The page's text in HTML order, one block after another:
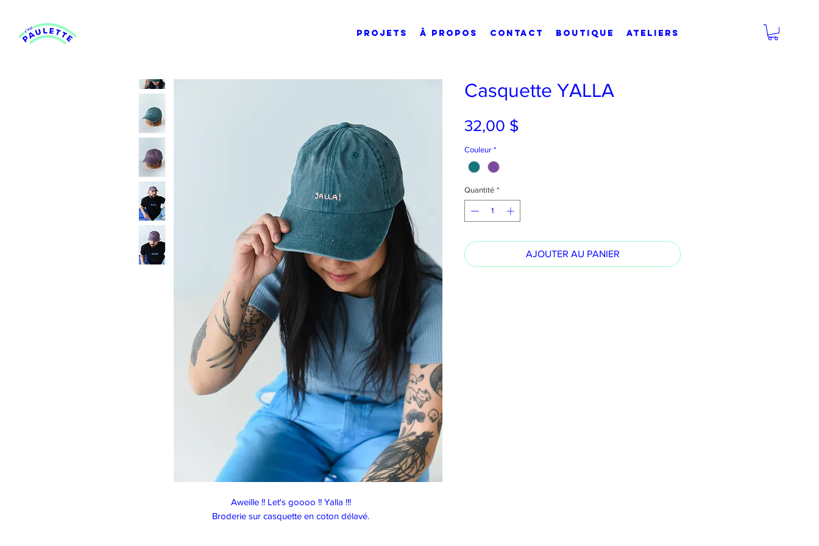
PROJETS À PROPOS CONTACT BOUTIQUE Ateliers
Aweille !! Let's goooo !! Yalla !!!
Broderie sur casquette en coton délavé.
Casquette YALLA
32,00 $Prix
Couleur *
Quantité *
AJOUTER AU PANIER